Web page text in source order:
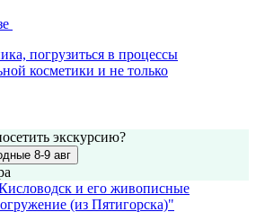
погрузиться в процессы
косметики и не только
экскурсию?
8-9 авг